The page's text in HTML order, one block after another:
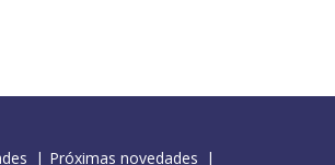
Próximas novedades